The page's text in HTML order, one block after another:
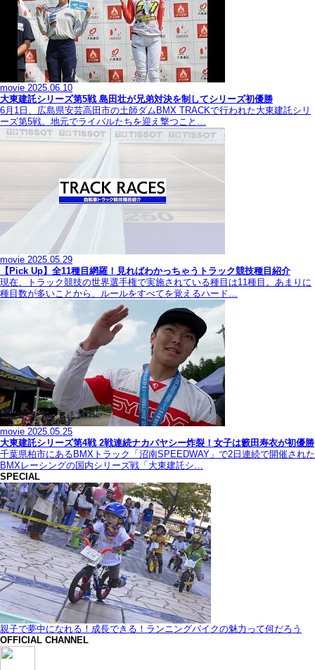
movie 2025.06.10
大東建託シリーズ第5戦 島田壮が兄弟対決を制してシリーズ初優勝
6月1日、広島県安芸高田市の土師ダムBMX TRACKで行われた大東建託シリ
ーズ第5戦。地元でライバルたちを迎え撃つこと…
movie 2025.05.29
【Pick Up】全11種目網羅！見ればわかっちゃうトラック競技種目紹介
現在、トラック競技の世界選手権で実施されている種目は11種目。あまりに
種目数が多いことから、ルールをすべてを覚えるハード…
movie 2025.05.25
大東建託シリーズ第4戦 2戦連続ナカバヤシー炸裂！女子は籔田寿衣が初優勝
千葉県柏市にあるBMXトラック「沼南SPEEDWAY」で2日連続で開催された
BMXレーシングの国内シリーズ戦「大東建託シ…
SPECIAL
親子で夢中になれる！成長できる！ランニングバイクの魅力って何だろう
OFFICIAL CHANNEL